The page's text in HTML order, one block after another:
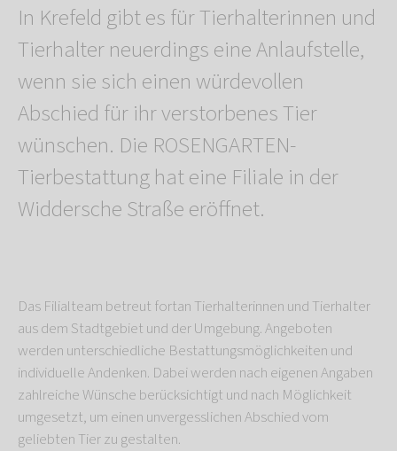
In Krefeld gibt es für Tierhalterinnen und
Tierhalter neuerdings eine Anlaufstelle,
wenn sie sich einen würdevollen
Abschied für ihr verstorbenes Tier
wünschen. Die ROSENGARTEN-
Tierbestattung hat eine Filiale in der
Widdersche Straße eröffnet.
Das Filialteam betreut fortan Tierhalterinnen und Tierhalter
aus dem Stadtgebiet und der Umgebung. Angeboten
werden unterschiedliche Bestattungsmöglichkeiten und
individuelle Andenken. Dabei werden nach eigenen Angaben
zahlreiche Wünsche berücksichtigt und nach Möglichkeit
umgesetzt, um einen unvergesslichen Abschied vom
geliebten Tier zu gestalten.